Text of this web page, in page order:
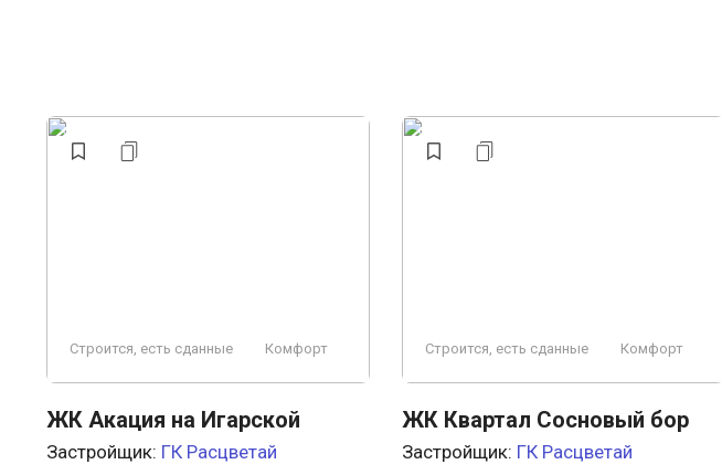
Строится, есть сданные Комфорт
ЖК Акация на Игарской
Застройщик: ГК Расцветай
Строится, есть сданные Комфорт
ЖК Квартал Сосновый бор
Застройщик: ГК Расцветай